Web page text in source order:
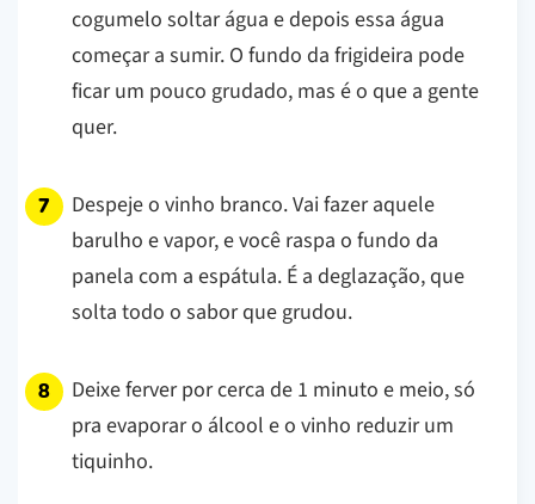
cogumelo soltar água e depois essa água
começar a sumir. O fundo da frigideira pode
ficar um pouco grudado, mas é o que a gente
quer.
Despeje o vinho branco. Vai fazer aquele
barulho e vapor, e você raspa o fundo da
panela com a espátula. É a deglazação, que
solta todo o sabor que grudou.
Deixe ferver por cerca de 1 minuto e meio, só
pra evaporar o álcool e o vinho reduzir um
tiquinho.